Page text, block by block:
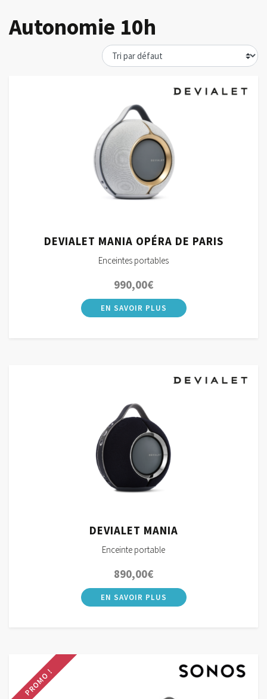
Autonomie 10h
DEVIALET MANIA OPÉRA DE PARIS
Enceintes portables
990,00€
DEVIALET MANIA
Enceinte portable
890,00€
PROMO !